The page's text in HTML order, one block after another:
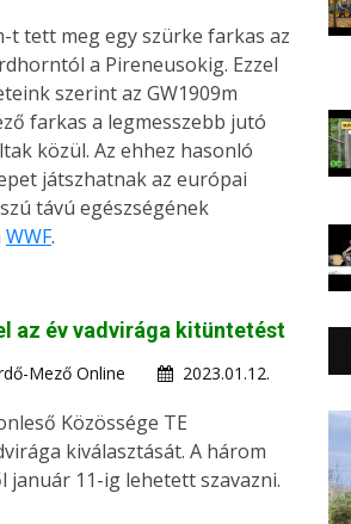
t tett meg egy szürke farkas az
a Pireneusokig. Ezzel
szerint az GW1909m
farkas a legmesszebb jutó
közül. Az ehhez hasonló
játszhatnak az európai
távú egészségének
WWF.
az év vadvirága kitüntetést
Mező Online 2023.01.12.
Közössége TE
kiválasztását. A három
január 11-ig lehetett szavazni.